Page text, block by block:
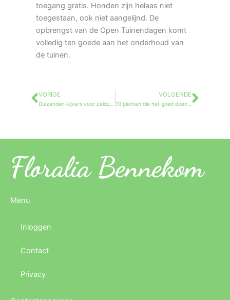
toegang gratis. Honden zijn helaas niet
toegestaan, ook niet aangelijnd. De
opbrengst van de Open Tuinendagen komt
volledig ten goede aan het onderhoud van
de tuinen.
Vorige
VORIGE VOLGENDE
Floralia Bennekom
Menu
Inloggen
Contact
Privacy